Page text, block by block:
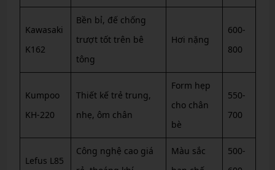
Kawasaki
K162
Bền bỉ, đế chống
trượt tốt trên bê
tông
Hơi nặng
600-
800
Kumpoo
KH-220
Thiết kế trẻ trung,
nhẹ, ôm chân
Form hẹp
cho chân
bè
550-
700
Lefus L85
Công nghệ cao giá
Màu sắc
500-